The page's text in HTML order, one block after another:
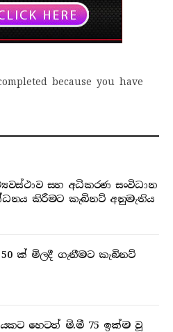
because you have
සහ අධිකරණ සංවිධාන
කිරීමට කැබිනට් අනුමැතිය
ක් මිලදී ගැනීමට කැබිනට්
හෙටත් මි.මී 75 ඉක්ම වූ